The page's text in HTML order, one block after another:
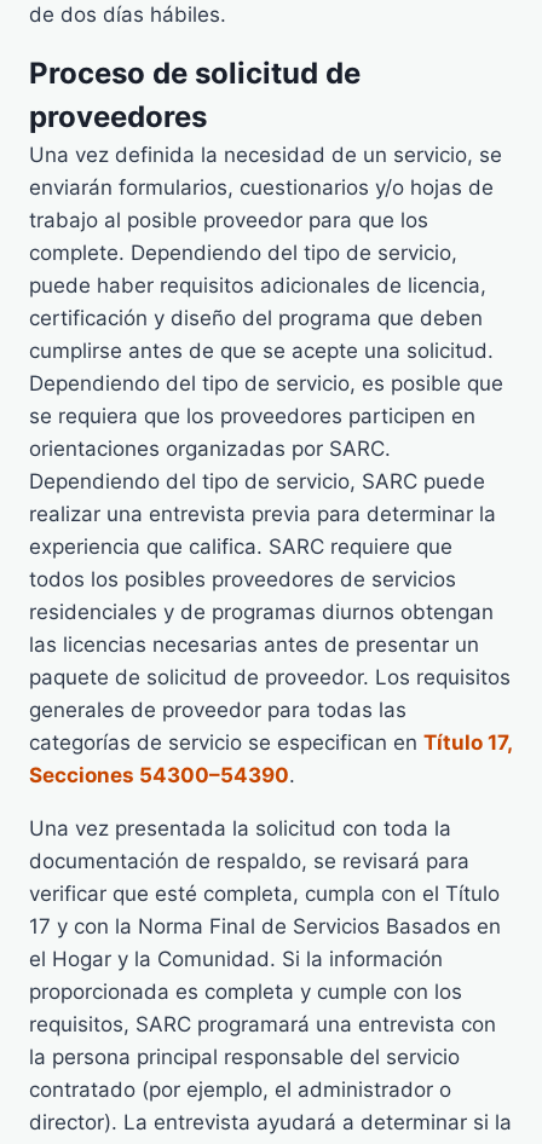
de dos días hábiles.
Proceso de solicitud de
proveedores
Una vez definida la necesidad de un servicio, se
enviarán formularios, cuestionarios y/o hojas de
trabajo al posible proveedor para que los
complete. Dependiendo del tipo de servicio,
puede haber requisitos adicionales de licencia,
certificación y diseño del programa que deben
cumplirse antes de que se acepte una solicitud.
Dependiendo del tipo de servicio, es posible que
se requiera que los proveedores participen en
orientaciones organizadas por SARC.
Dependiendo del tipo de servicio, SARC puede
realizar una entrevista previa para determinar la
experiencia que califica. SARC requiere que
todos los posibles proveedores de servicios
residenciales y de programas diurnos obtengan
las licencias necesarias antes de presentar un
paquete de solicitud de proveedor. Los requisitos
generales de proveedor para todas las
categorías de servicio se especifican en Título 17,
Secciones 54300–54390.
Una vez presentada la solicitud con toda la
documentación de respaldo, se revisará para
verificar que esté completa, cumpla con el Título
17 y con la Norma Final de Servicios Basados en
el Hogar y la Comunidad. Si la información
proporcionada es completa y cumple con los
requisitos, SARC programará una entrevista con
la persona principal responsable del servicio
contratado (por ejemplo, el administrador o
director). La entrevista ayudará a determinar si la